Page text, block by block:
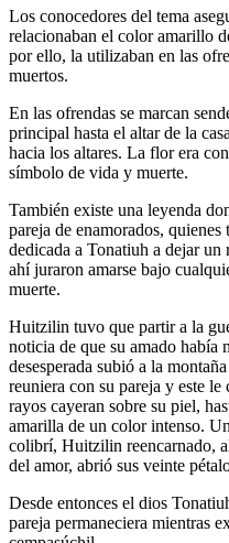
Los conocedores del tema
relacionaban el color amarillo
por ello, la utilizaban en las
muertos.
En las ofrendas se marcan
principal hasta el altar de la
hacia los altares. La flor era
símbolo de vida y muerte.
También existe una leyenda
pareja de enamorados,
dedicada a Tonatiuh a dejar
ahí juraron amarse bajo
muerte.
Huitzilin tuvo que partir a la
noticia de que su amado
desesperada subió a la
reuniera con su pareja y este
rayos cayeran sobre su piel,
amarilla de un color intenso.
colibrí, Huitzilin reencarnado,
del amor, abrió sus veinte
Desde entonces el dios
pareja permaneciera mientras